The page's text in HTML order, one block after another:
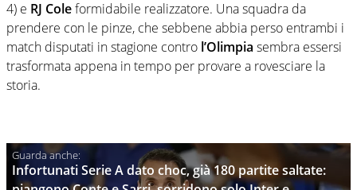
4) e RJ Coleformidabile realizzatore. Una squadra da
prendere con le pinze, che sebbene abbia perso entrambi i
match disputati in stagione contro l’Olimpia sembra essersi
trasformata appena in tempo per provare a rovesciare la
storia.
Infortunati Serie A dato choc, già 180 partite saltate: